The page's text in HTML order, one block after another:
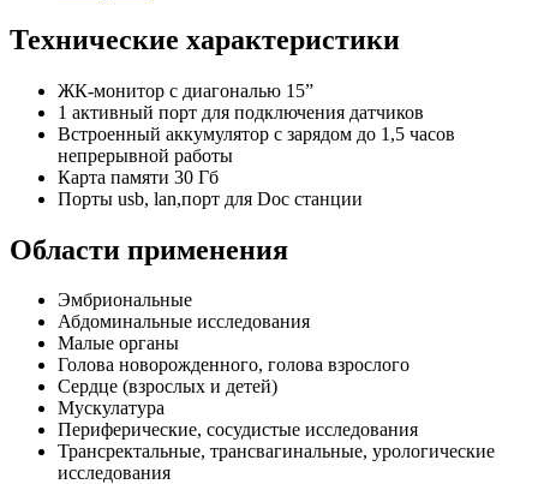
Технические характеристики
ЖК-монитор с диагональю 15”
1 активный порт для подключения датчиков
Встроенный аккумулятор с зарядом до 1,5 часов
непрерывной работы
Карта памяти 30 Гб
Порты usb, lan,порт для Doc станции
Области применения
Эмбриональные
Абдоминальные исследования
Малые органы
Голова новорожденного, голова взрослого
Сердце (взрослых и детей)
Мускулатура
Периферические, сосудистые исследования
Трансректальные, трансвагинальные, урологические
исследования